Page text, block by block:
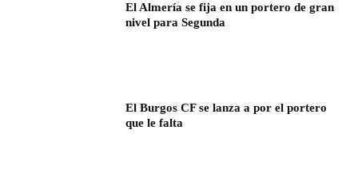
El Almería se fija en un portero de gran
nivel para Segunda
El Burgos CF se lanza a por el portero
que le falta